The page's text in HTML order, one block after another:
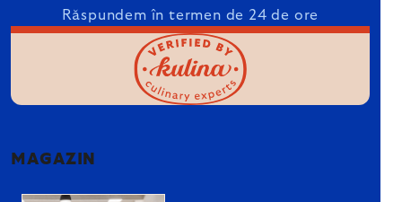
Răspundem în termen de 24 de ore
MAGAZIN